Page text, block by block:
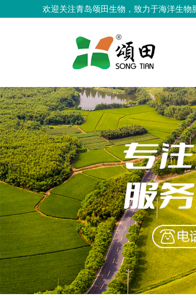
欢迎关注青岛颂田生物，致力于海洋生